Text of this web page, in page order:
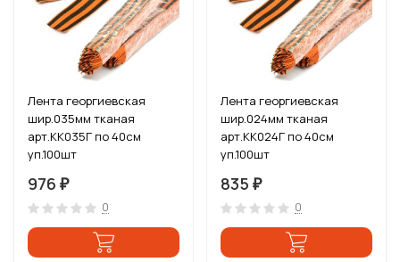
Лента георгиевская
шир.035мм тканая
арт.КК035Г по 40см
уп.100шт
976 ₽
0
Лента георгиевская
шир.024мм тканая
арт.КК024Г по 40см
уп.100шт
835 ₽
0